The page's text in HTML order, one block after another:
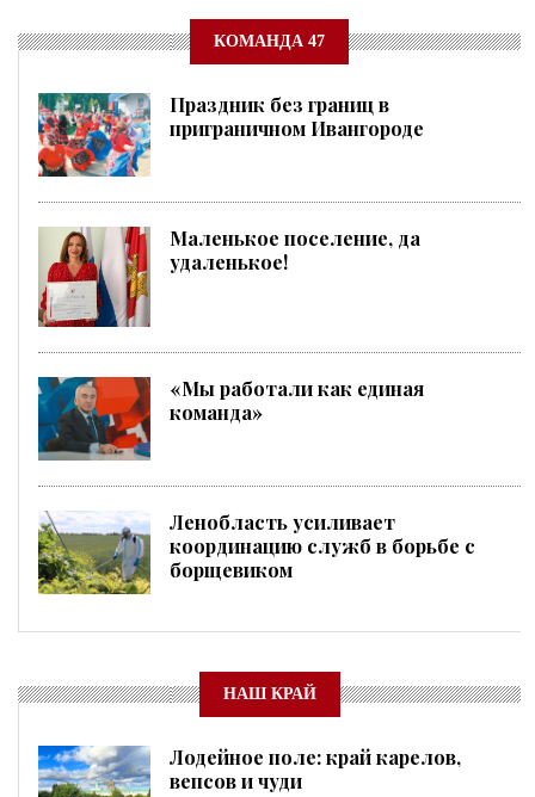
КОМАНДА 47
Праздник без границ в
приграничном Ивангороде
Маленькое поселение, да
удаленькое!
«Мы работали как единая
команда»
Ленобласть усиливает
координацию служб в борьбе с
борщевиком
НАШ КРАЙ
Лодейное поле: край карелов,
вепсов и чуди